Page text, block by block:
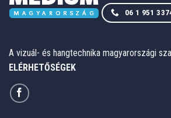
06 1 951
A vizuál- és hangtechnika magyarországi
ELÉRHETŐSÉGEK